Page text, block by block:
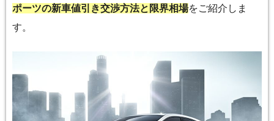
ポーツの新車値引き交渉方法と限界相場をご紹介しま
す。